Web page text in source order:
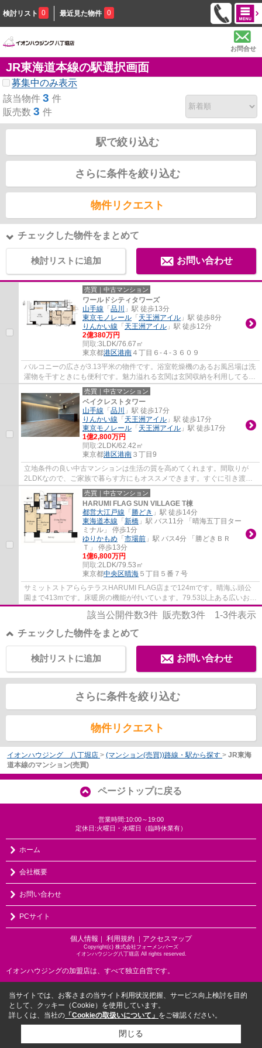
検討リスト 0 最近見た物件 0
お問合せ
JR東海道本線の駅選択画面
募集中のみ表示
該当物件 3 件
販売数 3 件
駅で絞り込む
さらに条件を絞り込む
物件リクエスト
チェックした物件をまとめて
検討リストに追加 お問い合わせ
売買｜中古マンション
ワールドシティタワーズ
山手線 「 品川
」駅 徒歩13分
東京モノレール 「 天王洲アイル 」駅 徒歩8分
りんかい線 「 天王洲アイル 」駅 徒歩12分
2億380万円
間取:3LDK/76.67㎡
東京都港区港南 ４丁目６-４-３６０９
バルコニーの広さが3.13平米の物件です。浴室乾燥機のあるお風呂場は洗
濯物を干すときにも便利です。魅力溢れる玄関は玄関収納を利用してるこ
とが多いです。日常生活で利用頻度の高い...
売買｜中古マンション
ベイクレストタワー
山手線 「 品川
」駅 徒歩17分
りんかい線 「 天王洲アイル 」駅 徒歩17分
東京モノレール 「 天王洲アイル 」駅 徒歩17分
1億2,800万円
間取:2LDK/62.42㎡
東京都港区港南 ３丁目9
立地条件の良い中古マンションは生活の質を高めてくれます。間取りが
2LDKなので、ご家族で暮らす方にもオススメできます。すぐに引き渡し
が可能な物件です。満足のいく設備も用意され...
売買｜中古マンション
HARUMI FLAG SUN VILLAGE T棟
都営大江戸線 「 勝どき 」駅 徒歩14分
東海道本線 「 新橋 」駅 バス11分 「晴海五丁目ター
ミナル」 停歩1分
ゆりかもめ 「 市場前 」駅 バス4分 「勝どきＢＲ
Ｔ」 停歩13分
1億6,800万円
間取:2LDK/79.53㎡
東京都中央区晴海 ５丁目５番７号
サミットストアららテラスHARUMI FLAG店まで124mです。晴海ふ頭公
園まで413mです。床暖房の機能が付いています。79.53以上ある広いお部
屋ですので、ぜひご検討ください。交通の利便性...
該当公開件数3件 販売数3件 1-3件表示
チェックした物件をまとめて
お問い合わせ
検討リストに追加
さらに条件を絞り込む
物件リクエスト
イオンハウジング 八丁堀店 > (マンション(売買))路線・駅から探す > JR東海
道本線のマンション(売買)
ページトップに戻る
営業時間:10:00～19:00
定休日:火曜日・水曜日（臨時休業有）
ホーム
会社概要
お問い合わせ
PCサイト
個人情報 ｜ 利用規約 ｜ アクセスマップ
Copyright(c) 株式会社フォーメンバーズ
イオンハウジング八丁堀店 All rights reserved.
イオンハウジングの加盟店は、すべて独立自営です。
当サイトでは、お客さまの当サイト利用状況把握、サービス向上検討を目的
として、クッキー（Cookie）を使用しています。
詳しくは、当社の 「Cookieの取扱いについて」 をご確認ください。
閉じる